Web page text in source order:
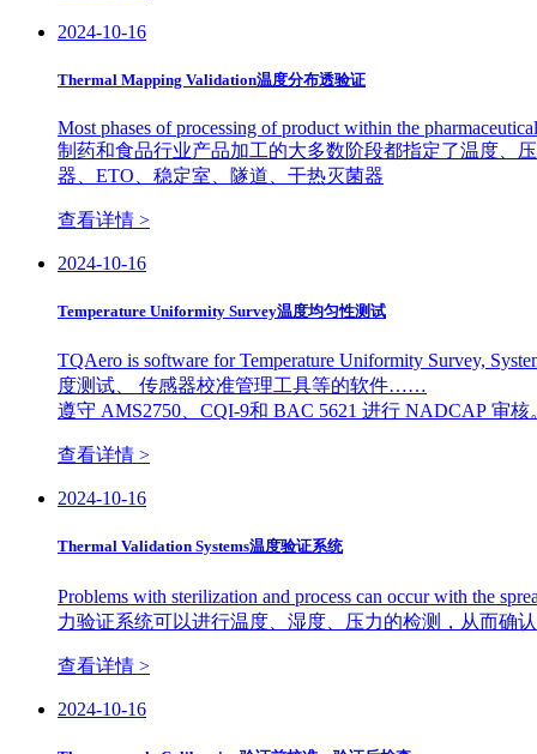
2024-10-16
Thermal Mapping Validation温度分布透验证
Most phases of processing of product within the
制药和食品行业产品加工的大多数阶段都指定了温度、
器、ETO、稳定室、隧道、干热灭菌器
查看详情 >
2024-10-16
Temperature Uniformity Survey温度均匀性测试
TQAero is software for Temperature Uniformity Survey,
度测试、 传感器校准管理工具等的软件……
遵守 AMS2750、CQI-9和 BAC 5621 进行 NADCAP 审核
查看详情 >
2024-10-16
Thermal Validation Systems温度验证系统
Problems with sterilization and process can occur with the
力验证系统可以进行温度、湿度、压力的检测，从而确
查看详情 >
2024-10-16